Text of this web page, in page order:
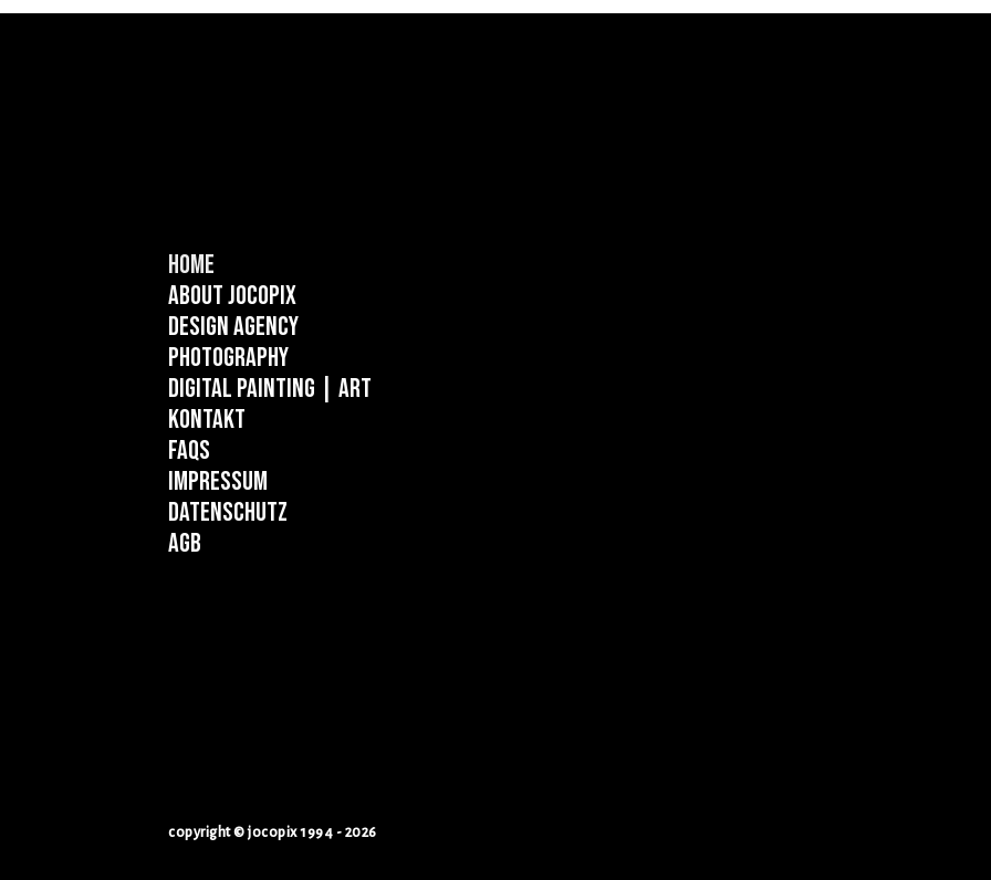
Home
About Jocopix
Design Agency
Photography
Digital Painting | ART
Kontakt
FAQs
Impressum
Datenschutz
AGB
copyright © jocopix 1994 - 2026